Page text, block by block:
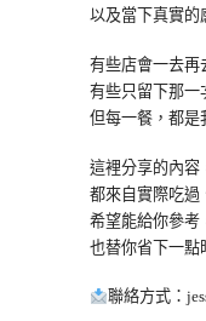
以及當下真實的
有些店會一去再
有些只留下那一
但每一餐，都是
這裡分享的內容
都來自實際吃過
希望能給你參考
也替你省下一點
聯絡方式：